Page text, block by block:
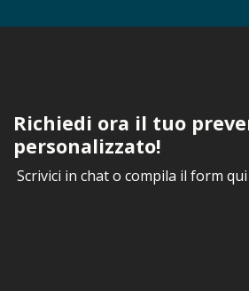
Richiedi ora il tuo
personalizzato!
Scrivici in chat o compila il form